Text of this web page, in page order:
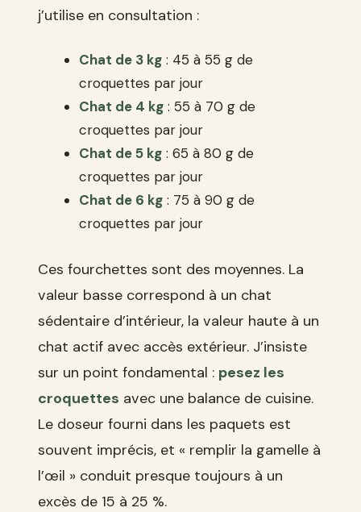
j’utilise en consultation :
Chat de 3 kg : 45 à 55 g de
croquettes par jour
Chat de 4 kg : 55 à 70 g de
croquettes par jour
Chat de 5 kg : 65 à 80 g de
croquettes par jour
Chat de 6 kg : 75 à 90 g de
croquettes par jour
Ces fourchettes sont des moyennes. La
valeur basse correspond à un chat
sédentaire d’intérieur, la valeur haute à un
chat actif avec accès extérieur. J’insiste
sur un point fondamental : pesez les
croquettes avec une balance de cuisine.
Le doseur fourni dans les paquets est
souvent imprécis, et « remplir la gamelle à
l’œil » conduit presque toujours à un
excès de 15 à 25 %.